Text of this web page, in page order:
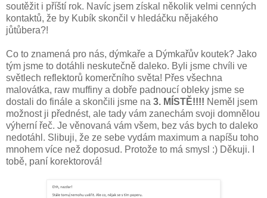
soutěžit i příští rok. Navíc jsem získal několik velmi cenných
kontaktů, že by Kubík skončil v hledáčku nějakého
jůtůbera?!
Co to znamená pro nás, dýmkaře a Dýmkařův koutek? Jako
tým jsme to dotáhli neskutečně daleko. Byli jsme chvíli ve
světlech reflektorů komerčního světa! Přes všechna
malovátka, raw muffiny a dobře padnoucí obleky jsme se
dostali do finále a skončili jsme na 3. MÍSTĚ!!!! Neměl jsem
možnost ji přednést, ale tady vám zanechám svoji domnělou
výherní řeč. Je věnovaná vám všem, bez vás bych to daleko
nedotáhl. Slibuji, že ze sebe vydám maximum a napíšu toho
mnohem více než doposud. Protože to má smysl :) Děkuji. I
tobě, paní korektorová!